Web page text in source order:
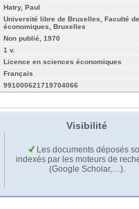
Hatry, Paul
Université libre de Bruxelles, Faculté
économiques, Bruxelles
Non publié, 1970
1 v.
Licence en sciences économiques
Français
991000621719704066
Visibilité
Les documents déposés
indexés par les moteurs de
(Google Scholar,…).